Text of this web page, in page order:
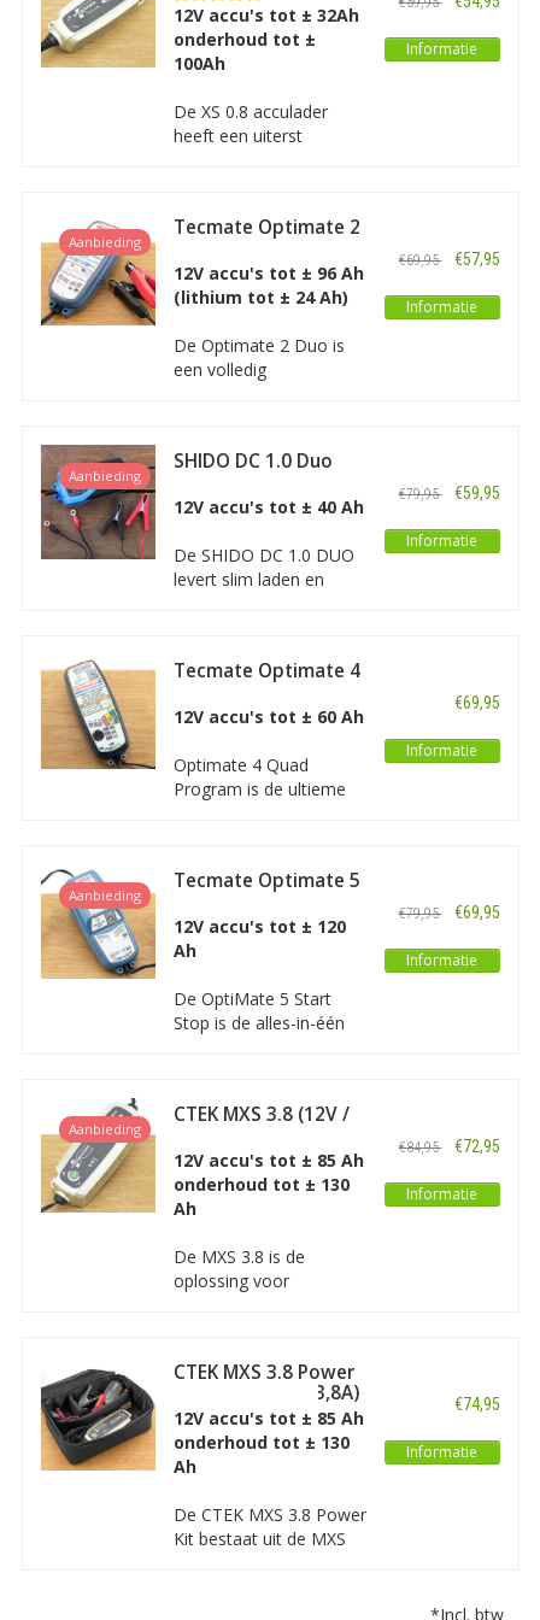
is geschikt voor alle
soorten loodzuur accu's
en tevens voor lithium
12V accu's tot ± 32Ah
onderhoud tot ±
100Ah
De XS 0.8 acculader
heeft een uiterst
12V accu’s
ATV’s en gazonmaaiers).
De XS 0.8 is de kleinste
Informatie
Aanbieding
Tecmate Optimate 2
12V accu's tot ± 96 Ah
(lithium tot ± 24 Ah)
De Optimate 2 Duo is
een volledig
levensduur en verbetert
accu. De Optimate 2
loodzuur accu's en 12.8V
/ 13.2V lithium LFP
€69,95 €57,95
Informatie
Aanbieding
SHIDO DC 1.0 Duo
Druppellader
12V accu's tot ± 40 Ah
De SHIDO DC 1.0 DUO
levert slim laden en
alle types 12 V-
Lithium (LiFePO4)
€79,95 €59,95
Informatie
Tecmate Optimate 4
Quad Program
12V accu's tot ± 60 Ah
Optimate 4 Quad
Program is de ultieme
verbeterde Optimate 4
diagnostiseert, herstelt,
laadt, test en
€69,95
Informatie
Aanbieding
Tecmate Optimate 5
12V accu's tot ± 120
Ah
De OptiMate 5 Start
Stop is de alles-in-één
accu’s. De Optimate 5
diagnose, herstel, laden,
tests en optimaal
onderhoud automatisch
€79,95 €69,95
Informatie
Aanbieding
CTEK MXS 3.8 (12V /
12V accu's tot ± 85 Ah
onderhoud tot ± 130
Ah
De MXS 3.8 is de
oplossing voor
dagelijks gebruik. De
geavanceerde,
processorgestuurde
acculader met
FLOAT/PULSE-
onderhoud voor accu’s
€84,95 €72,95
Informatie
CTEK MXS 3.8 Power
Kit (12V / 0,8A - 3,8A)
12V accu's tot ± 85 Ah
onderhoud tot ± 130
Ah
De CTEK MXS 3.8 Power
Kit bestaat uit de MXS
€74,95
Informatie
*Incl. btw